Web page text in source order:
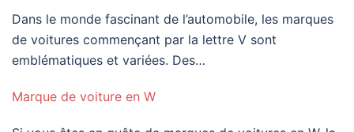
Dans le monde fascinant de l’automobile, les marques
de voitures commençant par la lettre V sont
emblématiques et variées. Des…
Marque de voiture en W